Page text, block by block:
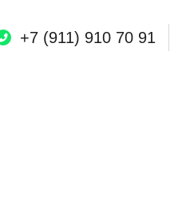
+7 (911) 910 70 91